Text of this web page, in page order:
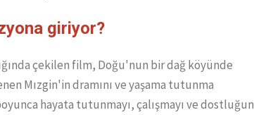
giriyor?
çekilen film, Doğu'nun bir dağ köyünde
Mızgin'in dramını ve yaşama tutunma
hayata tutunmayı, çalışmayı ve dostluğun